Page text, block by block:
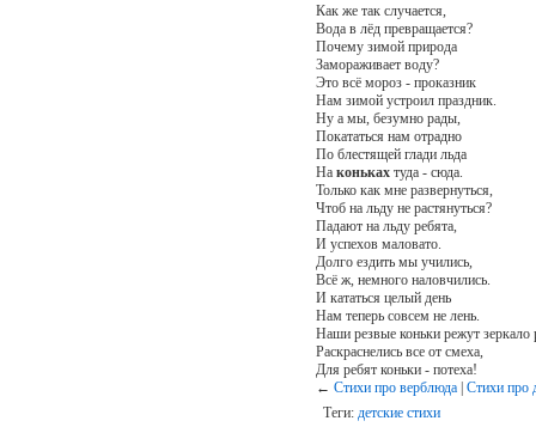
Как же так случается,
Вода в лёд превращается?
Почему зимой природа
Замораживает воду?
Это всё мороз - проказник
Нам зимой устроил праздник.
Ну а мы, безумно рады,
Покататься нам отрадно
По блестящей глади льда
На конькахтуда - сюда.
Только как мне развернуться,
Чтоб на льду не растянуться?
Падают на льду ребята,
И успехов маловато.
Долго ездить мы учились,
Всё ж, немного наловчились.
И кататься целый день
Нам теперь совсем не лень.
Наши резвые коньки режут зеркало
Раскраснелись все от смеха,
Для ребят коньки - потеха!
← Cтихи про верблюда| Стихи про
Теги: детские стихи